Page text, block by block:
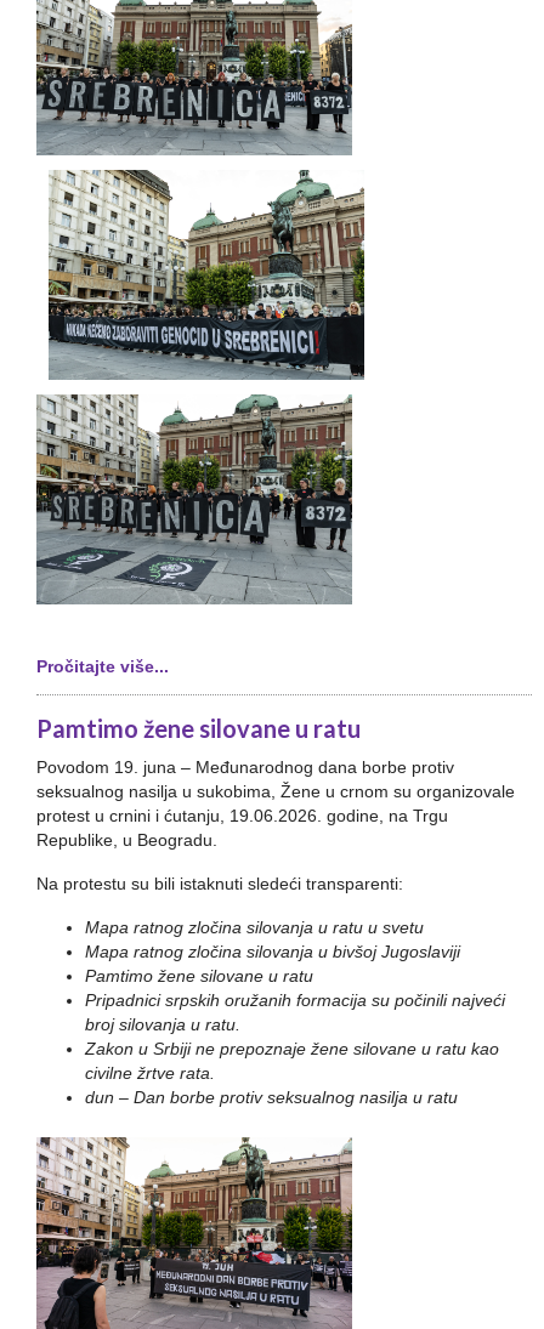
Pročitajte više...
Pamtimo žene silovane u ratu
Povodom 19. juna – Međunarodnog dana borbe protiv
seksualnog nasilja u sukobima, Žene u crnom su organizovale
protest u crnini i ćutanju, 19.06.2026. godine, na Trgu
Republike, u Beogradu.
Na protestu su bili istaknuti sledeći transparenti:
Mapa ratnog zločina silovanja u ratu u svetu
Mapa ratnog zločina silovanja u bivšoj Jugoslaviji
Pamtimo žene silovane u ratu
Pripadnici srpskih oružanih formacija su počinili najveći
broj silovanja u ratu.
Zakon u Srbiji ne prepoznaje žene silovane u ratu kao
civilne žrtve rata.
dun – Dan borbe protiv seksualnog nasilja u ratu